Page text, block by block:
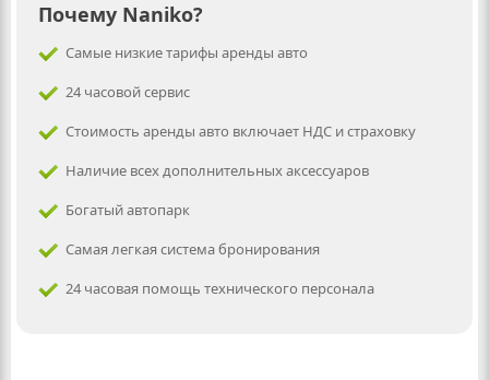
Почему Naniko?
Самые низкие тарифы аренды авто
24 часовой сервис
Стоимость аренды авто включает НДС и страховку
Наличие всех дополнительных аксессуаров
Богатый автопарк
Самая легкая система бронирования
24 часовая помощь технического персонала